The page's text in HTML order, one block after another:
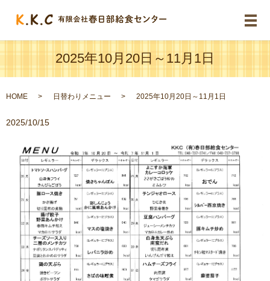
メ
2025年10月20日～11月1日
HOME 日替わりメニュー 2025年10月20日～11月1日
2025/10/15